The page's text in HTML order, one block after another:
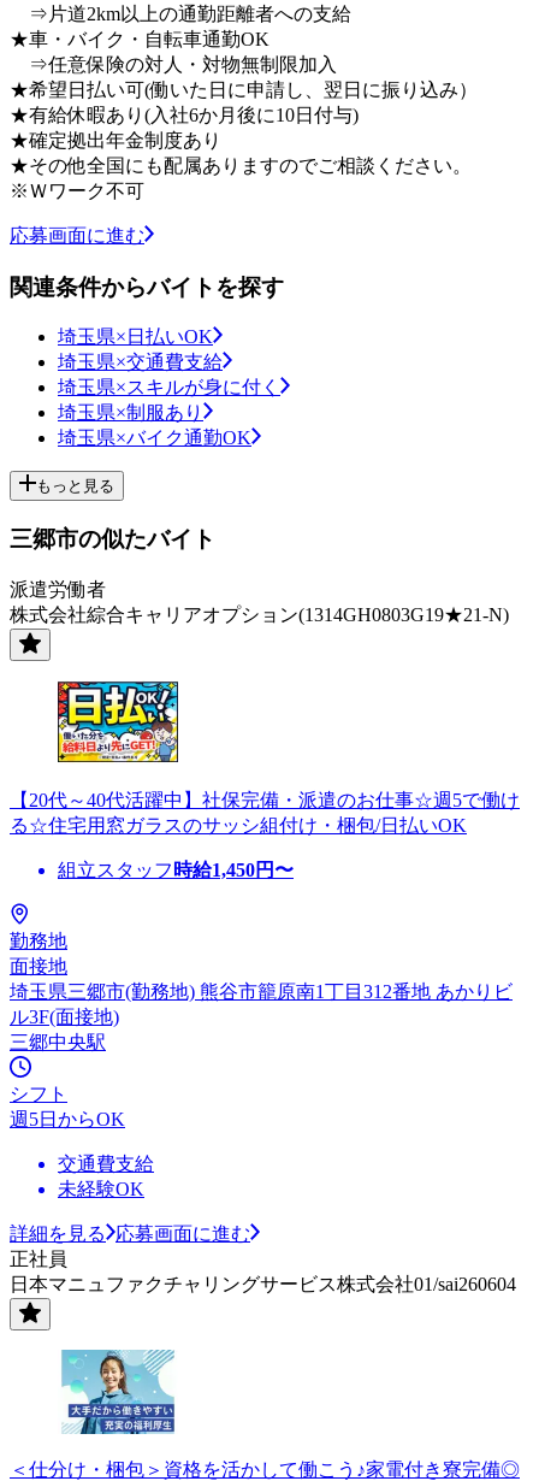
⇒片道2km以上の通勤距離者への支給
★車・バイク・自転車通勤OK
⇒任意保険の対人・対物無制限加入
★希望日払い可(働いた日に申請し、翌日に振り込み）
★有給休暇あり(入社6か月後に10日付与)
★確定拠出年金制度あり
★その他全国にも配属ありますのでご相談ください。
※Ｗワーク不可
応募画面に進む
関連条件からバイトを探す
埼玉県×日払いOK
埼玉県×交通費支給
埼玉県×スキルが身に付く
埼玉県×制服あり
埼玉県×バイク通勤OK
もっと見る
三郷市の似たバイト
派遣労働者
株式会社綜合キャリアオプション(1314GH0803G19★21-N)
【20代～40代活躍中】社保完備・派遣のお仕事☆週5で働け
る☆住宅用窓ガラスのサッシ組付け・梱包/日払いOK
組立スタッフ 時給1,450円〜
勤務地
面接地
埼玉県三郷市(勤務地) 熊谷市籠原南1丁目312番地 あかりビ
ル3F(面接地)
三郷中央駅
シフト
週5日からOK
交通費支給
未経験OK
詳細を見る
応募画面に進む
正社員
日本マニュファクチャリングサービス株式会社01/sai260604
＜仕分け・梱包＞資格を活かして働こう♪家電付き寮完備◎